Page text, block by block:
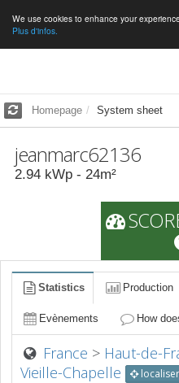
We use cookies to enhance your
Plus d'infos.
Homepage System sheet
jeanmarc62136
2.94 kWp - 24m²
Statistics Production
Evènements How
France > Haut-de-
Vieille-Chapelle
localiser